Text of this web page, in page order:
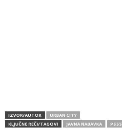
IZVOR/AUTOR
URBAN CITY
KLJUČNE REČI/TAGOVI
JAVNA NABAVKA PSSS